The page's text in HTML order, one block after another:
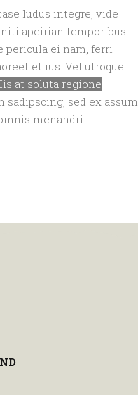
ludus integre, vide
apeirian temporibus
pericula ei nam, ferri
et ius. Vel utroque
at soluta regione
sed ex assum
menandri